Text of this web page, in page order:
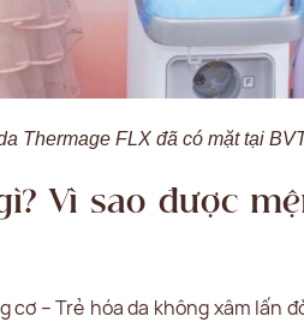
Thermage FLX đã có mặt tại
Vì sao được
cơ – Trẻ hóa da không xâm lấn